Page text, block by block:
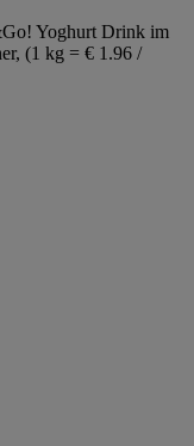
Yoghurt Drink im
(1 kg = € 1.96 /